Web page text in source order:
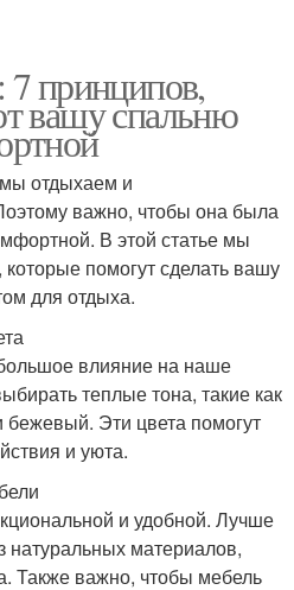
принципов,
вашу спальню
отдыхаем и
важно, чтобы она была
В этой статье мы
помогут сделать вашу
для отдыха.
влияние на наше
теплые тона, такие как
Эти цвета помогут
и уюта.
и удобной. Лучше
натуральных материалов,
Также важно, чтобы мебель